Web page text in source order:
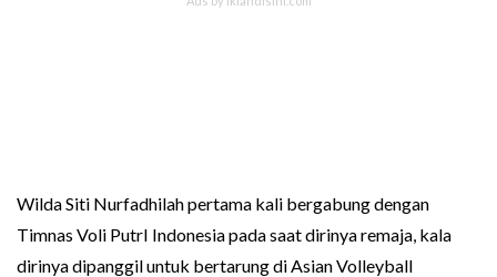
Wilda Siti Nurfadhilah pertama kali bergabung dengan
Timnas Voli PutrI Indonesia pada saat dirinya remaja, kala
dirinya dipanggil untuk bertarung di Asian Volleyball